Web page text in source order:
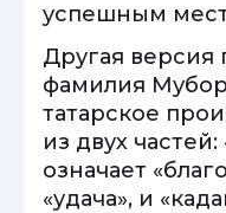
успешным
Другая версия
фамилия
татарское
из двух
означает
«удача», и